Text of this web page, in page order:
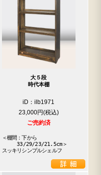
大５段
時代本棚
iD：ilb1971
23,000円
ご売約済
＜棚間：下から
33/29/23/21.5cm＞
スッキリシンプルシェルフ